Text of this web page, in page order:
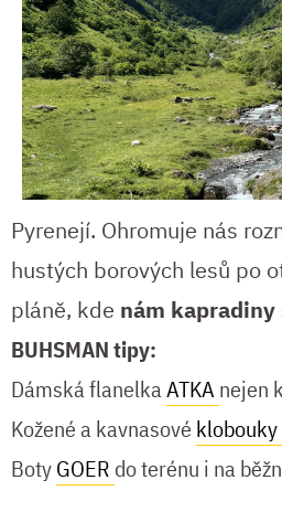
Pyrenejí. Ohromuje nás
hustých borových lesů po
pláně, kde nám kapradiny
BUHSMAN tipy:
Dámská flanelkaATKA nejen
Kožené a kavnasové klobouky
BotyGOER do terénu i na